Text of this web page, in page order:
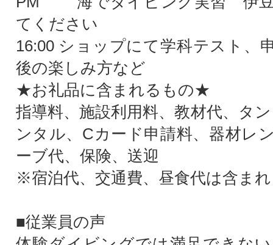
てください
16:00 ショップにて学科テスト
後の楽しみ方など
★お礼品に含まれるもの★
指導料、施設利用料、教材代、タ
ンタル、Cカード申請料、器材レ
ーブ代、保険、送迎
※宿泊代、交通費、昼食代は含ま
■従業員の声